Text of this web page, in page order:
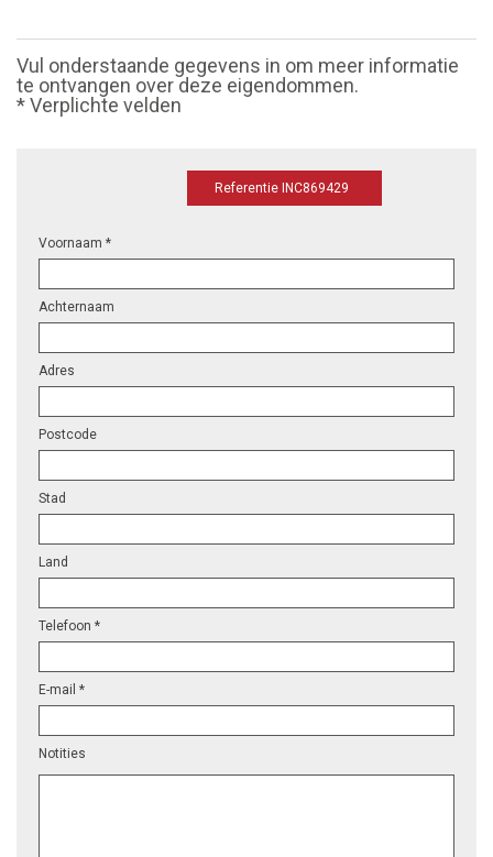
Vul onderstaande gegevens in om meer informatie
te ontvangen over deze eigendommen.
* Verplichte velden
Referentie INC869429
Voornaam *
Achternaam
Adres
Postcode
Stad
Land
Telefoon *
E-mail *
Notities